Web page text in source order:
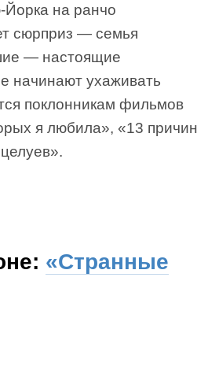
Йорка на ранчо
сюрприз — семья
— настоящие
начинают ухаживать
поклонникам фильмов
я любила», «13 причин
«Странные